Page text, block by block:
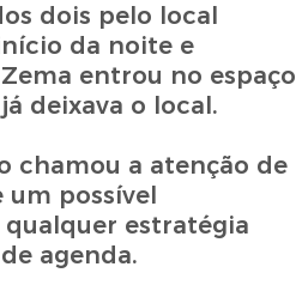
dois pelo local
da noite e
entrou no espaço
deixava o local.
chamou a atenção de
um possível
estratégia
agenda.